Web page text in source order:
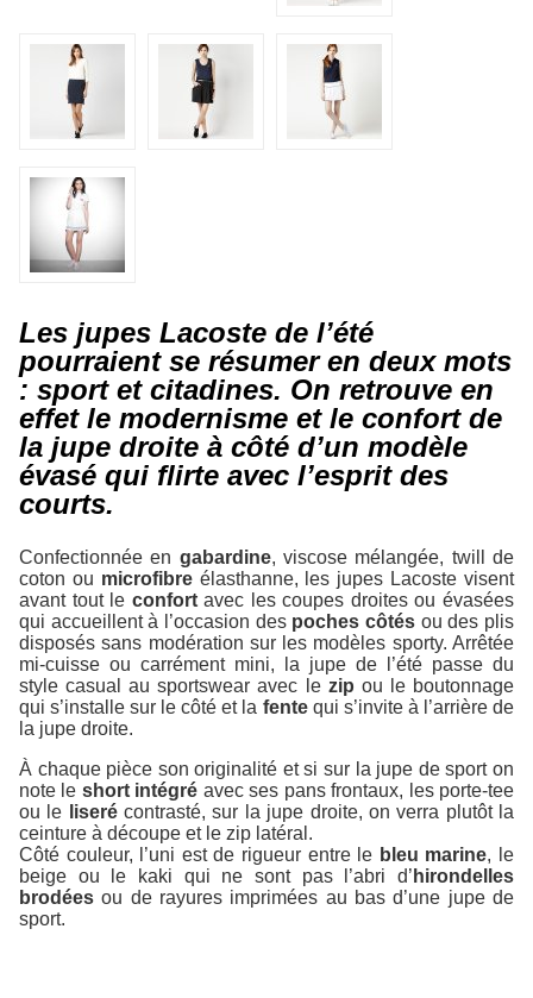
Les jupes Lacoste de l’été
pourraient se résumer en deux mots
: sport et citadines. On retrouve en
effet le modernisme et le confort de
la jupe droite à côté d’un modèle
évasé qui flirte avec l’esprit des
courts.
Confectionnée en gabardine, viscose mélangée, twill de
coton ou microfibreélasthanne, les jupes Lacoste visent
avant tout le confortavec les coupes droites ou évasées
qui accueillent à l’occasion des poches côtés ou des plis
disposés sans modération sur les modèles sporty. Arrêtée
mi-cuisse ou carrément mini, la jupe de l’été passe du
style casual au sportswear avec le zip ou le boutonnage
qui s’installe sur le côté et la fentequi s’invite à l’arrière de
la jupe droite.
À chaque pièce son originalité et si sur la jupe de sport on
note le short intégré avec ses pans frontaux, les porte-tee
ou le
liserécontrasté, sur la jupe droite, on verra plutôt la
ceinture à découpe et le zip latéral.
Côté couleur, l’uni est de rigueur entre le bleu marine, le
beige ou le kaki qui ne sont pas l’abri d’ hirondelles
brodées ou de rayures imprimées au bas d’une jupe de
sport.